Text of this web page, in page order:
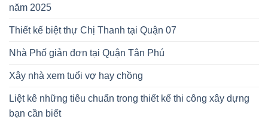
năm 2025
Thiết kế biệt thự Chị Thanh tại Quận 07
Nhà Phố giản đơn tại Quận Tân Phú
Xây nhà xem tuổi vợ hay chồng
Liệt kê những tiêu chuẩn trong thiết kế thi công xây dựng
bạn cần biết